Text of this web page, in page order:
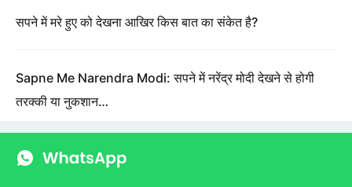
सपने में मरे हुए को देखना आखिर किस बात का संकेत है?
Sapne Me Narendra Modi: सपने में नरेंद्र मोदी देखने से होगी
तरक्की या नुकशान…